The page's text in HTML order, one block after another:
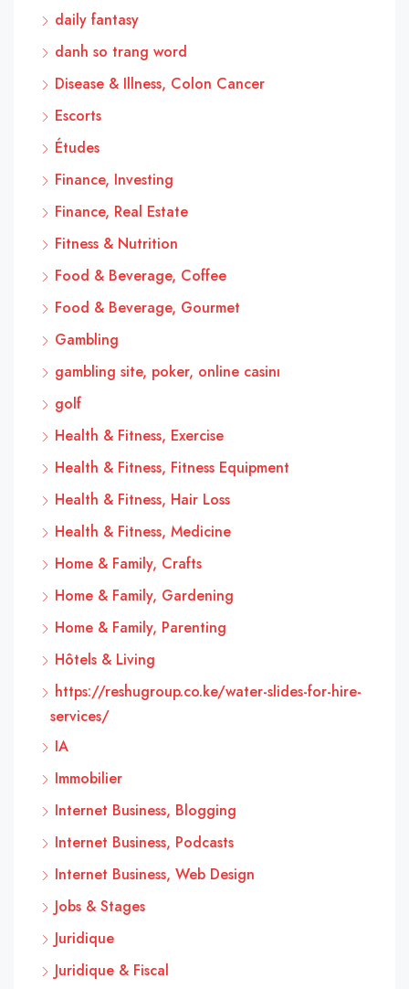
daily fantasy
danh so trang word
Disease & Illness, Colon Cancer
Escorts
Études
Finance, Investing
Finance, Real Estate
Fitness & Nutrition
Food & Beverage, Coffee
Food & Beverage, Gourmet
Gambling
gambling site, poker, online casinı
golf
Health & Fitness, Exercise
Health & Fitness, Fitness Equipment
Health & Fitness, Hair Loss
Health & Fitness, Medicine
Home & Family, Crafts
Home & Family, Gardening
Home & Family, Parenting
Hôtels & Living
https://reshugroup.co.ke/water-slides-for-hire-
services/
IA
Immobilier
Internet Business, Blogging
Internet Business, Podcasts
Internet Business, Web Design
Jobs & Stages
Juridique
Juridique & Fiscal